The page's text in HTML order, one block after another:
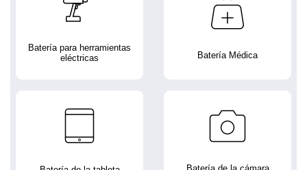
Batería para herramientas
eléctricas
Batería Médica